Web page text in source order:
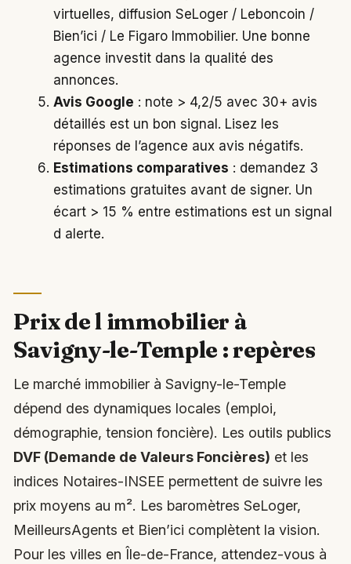
virtuelles, diffusion SeLoger / Leboncoin /
Bien’ici / Le Figaro Immobilier. Une bonne
agence investit dans la qualité des
annonces.
Avis Google : note > 4,2/5 avec 30+ avis
détaillés est un bon signal. Lisez les
réponses de l’agence aux avis négatifs.
Estimations comparatives : demandez 3
estimations gratuites avant de signer. Un
écart > 15 % entre estimations est un signal
d alerte.
Prix de l immobilier à
Savigny-le-Temple : repères
Le marché immobilier à Savigny-le-Temple
dépend des dynamiques locales (emploi,
démographie, tension foncière). Les outils publics
DVF (Demande de Valeurs Foncières) et les
indices Notaires-INSEE permettent de suivre les
prix moyens au m². Les baromètres SeLoger,
MeilleursAgents et Bien’ici complètent la vision.
Pour les villes en Île-de-France, attendez-vous à